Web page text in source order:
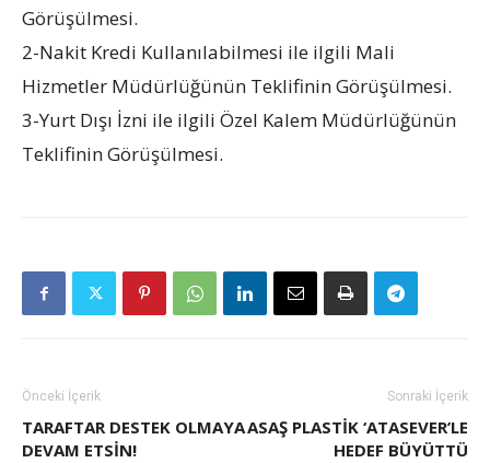
Görüşülmesi.
2-Nakit Kredi Kullanılabilmesi ile ilgili Mali
Hizmetler Müdürlüğünün Teklifinin Görüşülmesi.
3-Yurt Dışı İzni ile ilgili Özel Kalem Müdürlüğünün
Teklifinin Görüşülmesi.
Önceki İçerik
TARAFTAR DESTEK OLMAYA
DEVAM ETSİN!
Sonraki İçerik
ASAŞ PLASTIK ‘ATASEVER’LE
HEDEF BÜYÜTTÜ